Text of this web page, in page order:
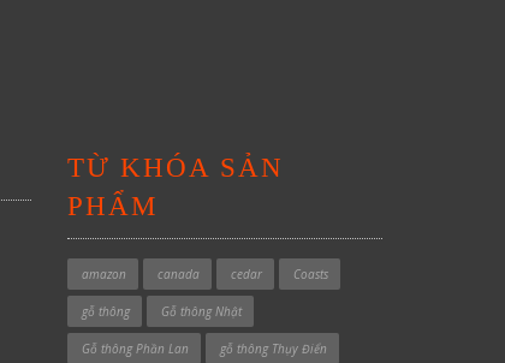
TỪ KHÓA SẢN
PHẨM
amazon canada cedar Coasts
gỗ thông Gỗ thông Nhật
Gỗ thông Phần Lan gỗ thông Thụy Điển